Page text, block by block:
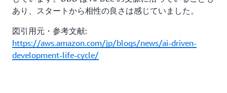
あり、スタートから相性の良さは感じていました。
図引用元・参考文献:
https://aws.amazon.com/jp/blogs/news/ai-driven-
development-life-cycle/